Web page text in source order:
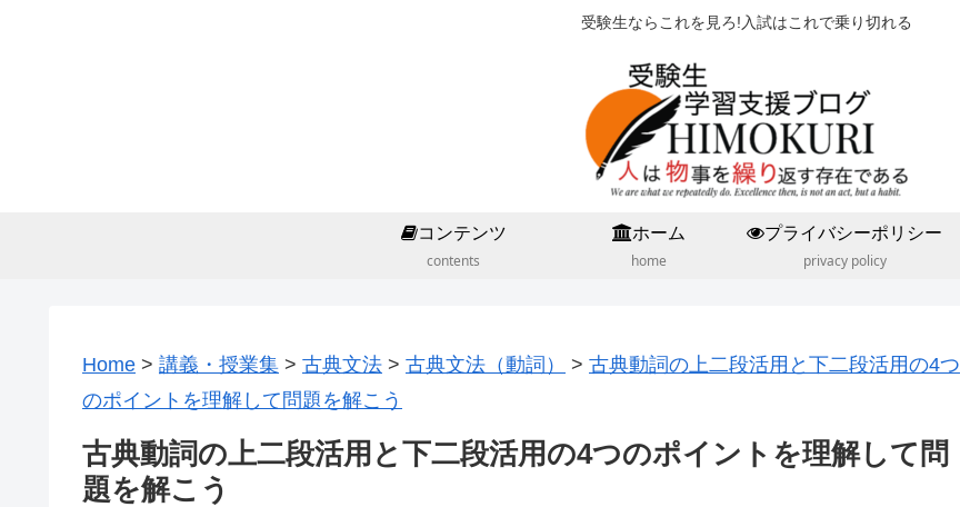
受験生ならこれを見ろ!入試はこれで乗り切れる
コンテンツ
contents
ホーム
home
プライバシーポリシー
privacy policy
Home > 講義・授業集 > 古典文法 > 古典文法（動詞） > 古典動詞の上二段活用と下二段活用の4つ
のポイントを理解して問題を解こう
古典動詞の上二段活用と下二段活用の4つのポイントを理解して問
題を解こう